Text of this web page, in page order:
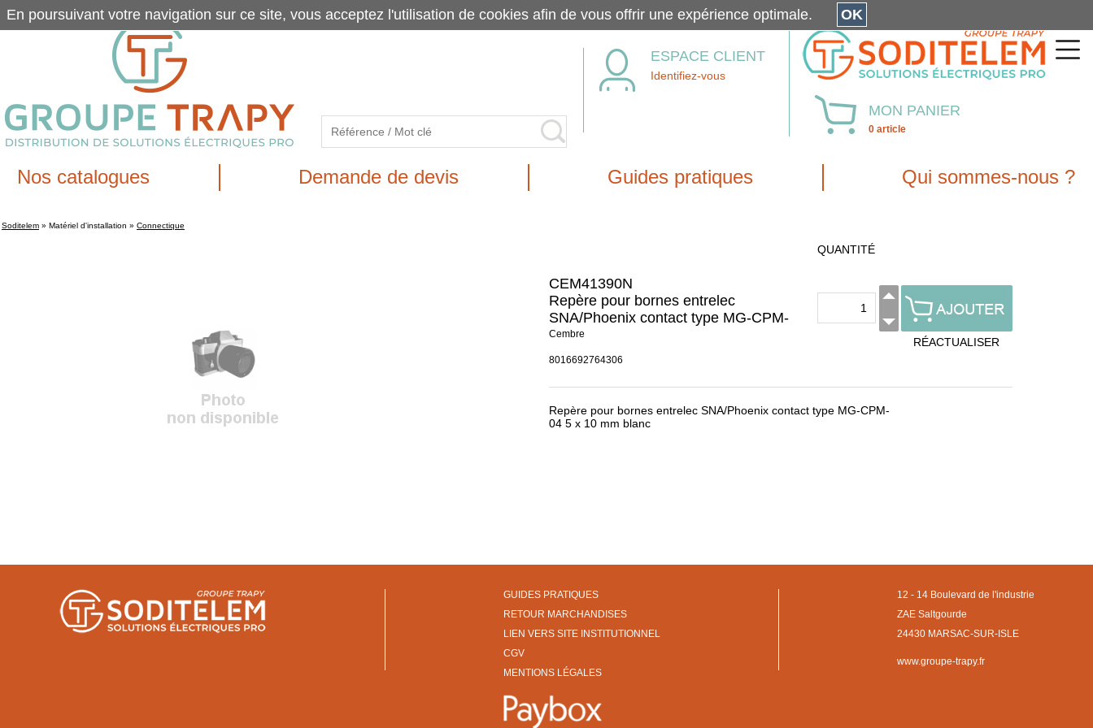
ESPACE CLIENT
Identifiez-vous
MON PANIER
0 article
Nos catalogues Demande de devis Guides pratiques Qui sommes-nous ?
Soditelem » Matériel d'installation » Connectique
CEM41390N
Repère pour bornes entrelec
SNA/Phoenix contact type MG-CPM-
Cembre
8016692764306
QUANTITÉ
RÉACTUALISER
Repère pour bornes entrelec SNA/Phoenix contact type MG-CPM-
04 5 x 10 mm blanc
GUIDES PRATIQUES
RETOUR MARCHANDISES
LIEN VERS SITE INSTITUTIONNEL
CGV
MENTIONS LÉGALES
12 - 14 Boulevard de l'industrie
ZAE Saltgourde
24430 MARSAC-SUR-ISLE
www.groupe-trapy.fr
En poursuivant votre navigation sur ce site, vous acceptez l'utilisation de cookies afin de vous offrir une expérience optimale. OK